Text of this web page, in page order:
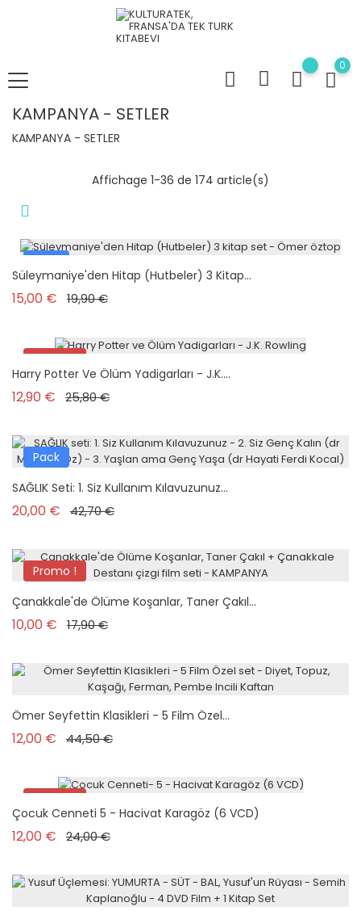
0
KAMPANYA - SETLER
KAMPANYA - SETLER
Affichage 1-36 de 174 article(s)
Süleymaniye'den Hitap (Hutbeler) 3 Kitap...
15,00 € Prix de base
19,90 €Prix
Promo !
Harry Potter Ve Ölüm Yadigarları - J.K....
12,90 € Prix de base
25,80 €Prix
Pack
SAĞLIK Seti: 1. Siz Kullanım Kılavuzunuz...
20,00 € Prix de base
42,70 €Prix
Promo !
Pack
Çanakkale'de Ölüme Koşanlar, Taner Çakıl...
10,00 € Prix de base
17,90 €Prix
Ömer Seyfettin Klasikleri - 5 Film Özel...
12,00 € Prix de base
44,50 €Prix
Promo !
Çocuk Cenneti 5 - Hacivat Karagöz (6 VCD)
12,00 € Prix de base
24,00 €Prix